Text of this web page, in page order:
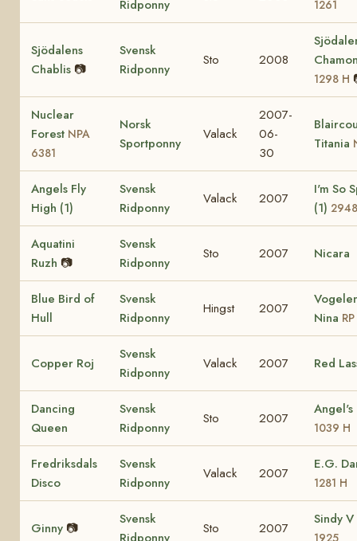
Ridponny
1261
Sjödalens
Chablis 📷
Svensk
Ridponny
Sto 2008
1298 H
Nuclear
Forest NPA
6381
Norsk
Sportponny
Valack
2007-
06-
30
Titania
Angels Fly
High (1)
Svensk
Ridponny
Valack 2007
I'm So
(1)
Aquatini
Ruzh 📷
Svensk
Ridponny
Sto 2007 Nicara
Blue Bird of
Hull
Svensk
Ridponny
Hingst 2007
Nina
Copper Roj
Svensk
Ridponny
Valack 2007 Red
Dancing
Queen
Svensk
Ridponny
Sto 2007
1039 H
Fredriksdals
Disco
Svensk
Ridponny
Valack 2007
E.G.
1281 H
Ginny 📷
Svensk
Sto 2007
Sindy V
1925